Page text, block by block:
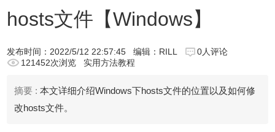
hosts文件【Windows】
发布时间： 2022/5/12 22:57:45 编辑：RILL
0人评论
121452次浏览
实用方法教程
摘要 : 本文详细介绍Windows下hosts文件的位置以及如何修
改hosts文件。